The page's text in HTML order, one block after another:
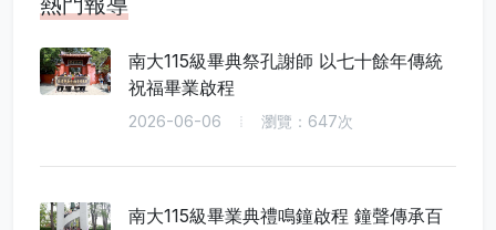
南大115級畢典祭孔謝師 以七十餘年傳統
祝福畢業啟程
2026-06-06 瀏覽：647次
南大115級畢業典禮鳴鐘啟程 鐘聲傳承百